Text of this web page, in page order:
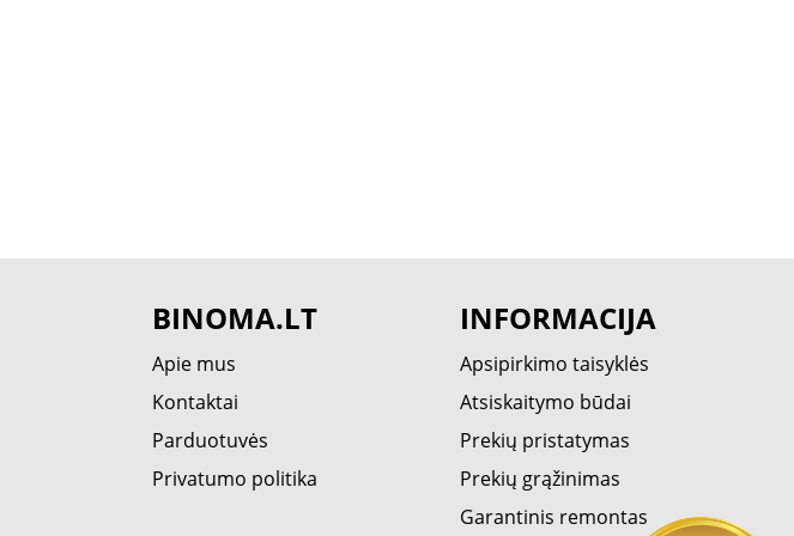
BINOMA.LT
Apie mus
Kontaktai
Parduotuvės
Privatumo politika
INFORMACIJA
Apsipirkimo taisyklės
Atsiskaitymo būdai
Prekių pristatymas
Prekių grąžinimas
Garantinis remontas